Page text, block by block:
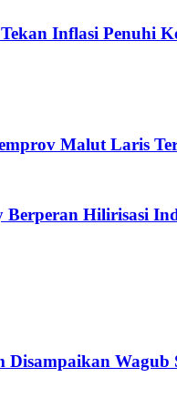
Inflasi Penuhi
Malut Laris
Hilirisasi
Disampaikan Wagub